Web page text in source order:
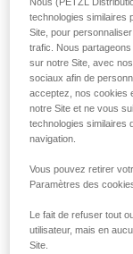
technologies similaires
Site, pour
trafic. Nous
sur notre Site, avec
sociaux afin de
acceptez, nos cookies
notre Site et ne vous
technologies similaires
navigation.
Vous pouvez retirer
Paramètres des
Le fait de refuser tout
utilisateur, mais en
Site.